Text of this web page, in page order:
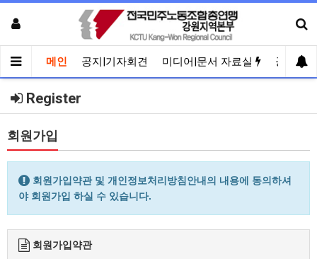
메인 공지|기자회견 미디어|문서 자료실 공유게
Register
회원가입
회원가입약관 및 개인정보처리방침안내의 내용에 동의하셔
야 회원가입 하실 수 있습니다.
회원가입약관